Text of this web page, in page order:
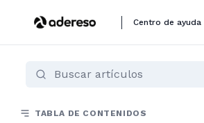
Centro de ayuda
TABLA DE CONTENIDOS